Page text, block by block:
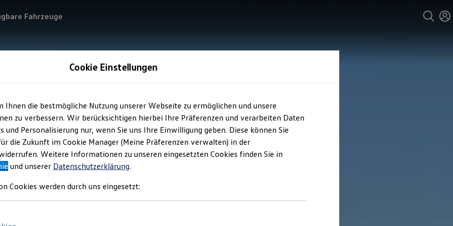
Fahrzeuge
Cookie Einstellungen
Ihnen die bestmögliche Nutzung unserer Webseite zu ermöglichen und unsere
zu verbessern. Wir berücksichtigen hierbei Ihre Präferenzen und verarbeiten Daten
Personalisierung nur, wenn Sie uns Ihre Einwilligung geben. Diese können Sie
die Zukunft im Cookie Manager (Meine Präferenzen verwalten) in der
Weitere Informationen zu unseren eingesetzten Cookies finden Sie in
und unserer Datenschutzerklärung.
Cookies werden durch uns eingesetzt: